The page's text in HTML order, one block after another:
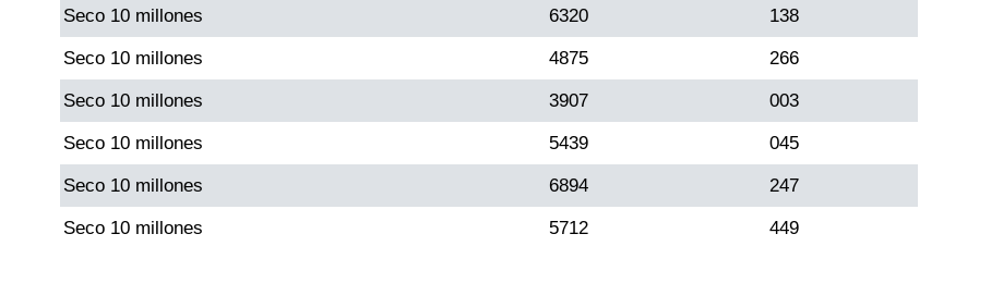
Seco 10 millones 6320 138
Seco 10 millones 4875 266
Seco 10 millones 3907 003
Seco 10 millones 5439 045
Seco 10 millones 6894 247
Seco 10 millones 5712 449